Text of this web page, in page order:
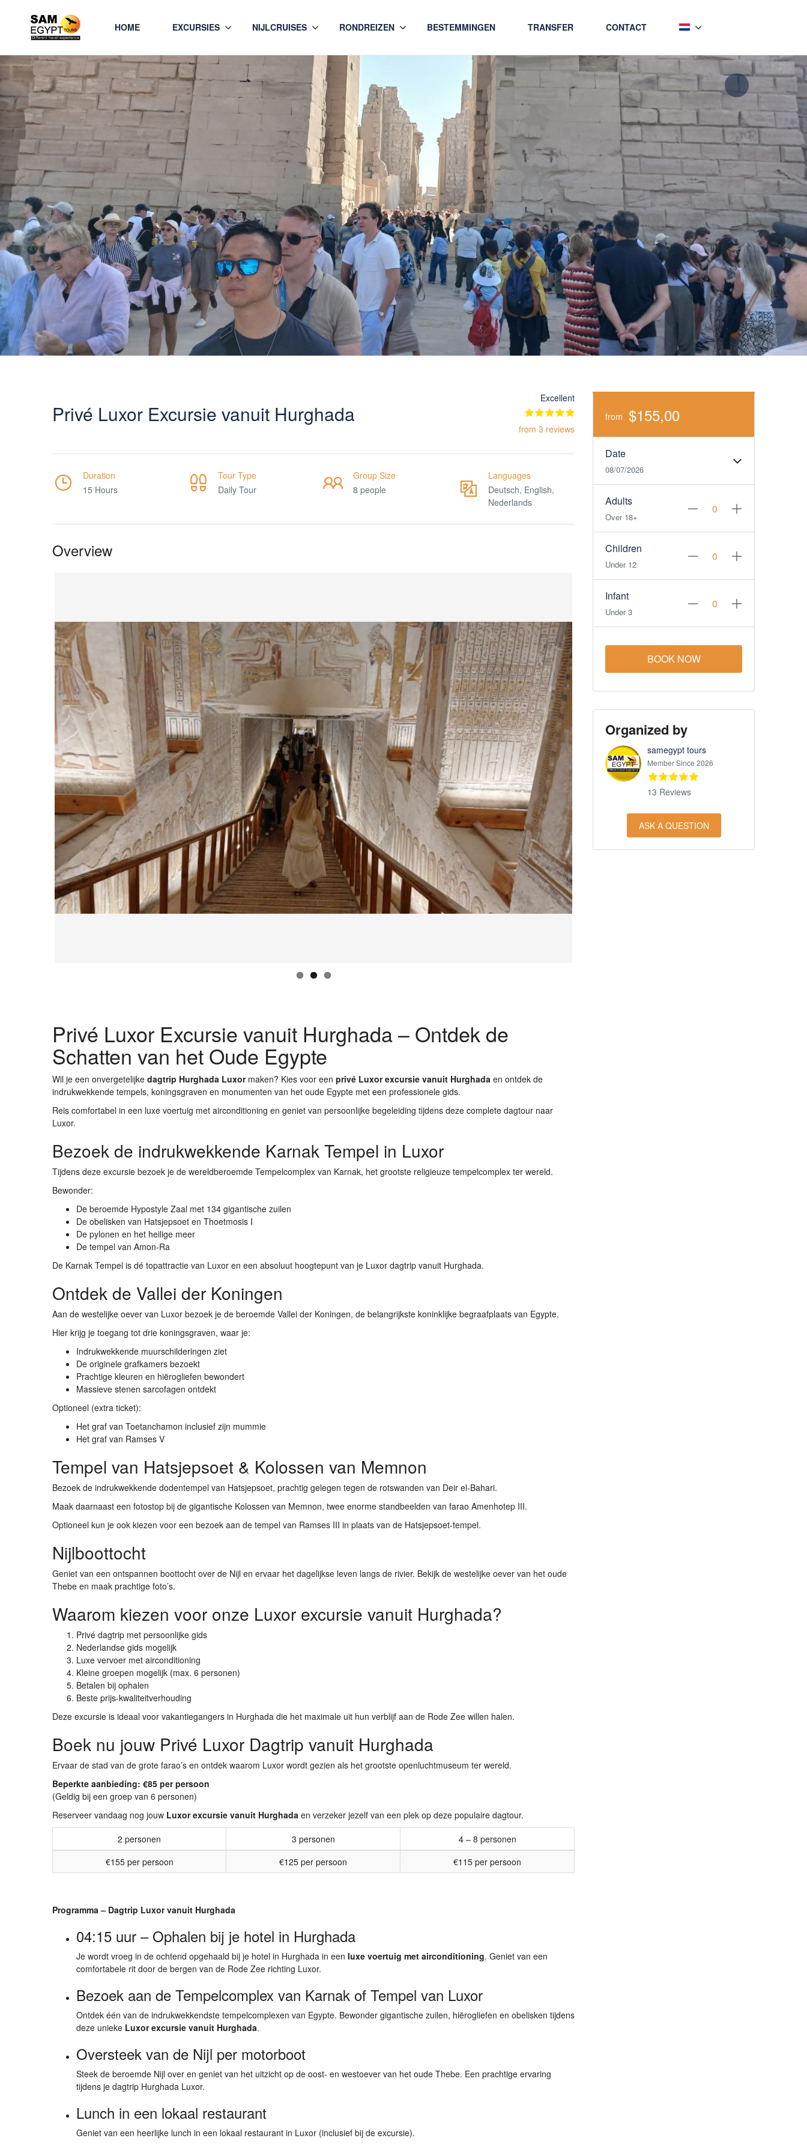
HOME EXCURSIES NIJLCRUISES RONDREIZEN BESTEMMINGEN TRANSFER CONTACT
Privé Luxor Excursie vanuit Hurghada
Excellent
from 3 reviews
Duration
15 Hours
Tour Type
Daily Tour
Group Size
8 people
Languages
Deutsch, English,
Nederlands
Overview
Privé Luxor Excursie vanuit Hurghada – Ontdek de
Schatten van het Oude Egypte
Wil je een onvergetelijke dagtrip Hurghada Luxormaken? Kies voor een privé Luxor excursie vanuit Hurghada en ontdek de
indrukwekkende tempels, koningsgraven en monumenten van het oude Egypte met een professionele gids.
Reis comfortabel in een luxe voertuig met airconditioning en geniet van persoonlijke begeleiding tijdens deze complete dagtour naar
Luxor.
Bezoek de indrukwekkende Karnak Tempel in Luxor
Tijdens deze excursie bezoek je de wereldberoemde Tempelcomplex van Karnak, het grootste religieuze tempelcomplex ter wereld.
Bewonder:
De beroemde Hypostyle Zaal met 134 gigantische zuilen
De obelisken van Hatsjepsoet en Thoetmosis I
De pylonen en het heilige meer
De tempel van Amon-Ra
De Karnak Tempel is dé topattractie van Luxor en een absoluut hoogtepunt van je Luxor dagtrip vanuit Hurghada.
Ontdek de Vallei der Koningen
Aan de westelijke oever van Luxor bezoek je de beroemde Vallei der Koningen, de belangrijkste koninklijke begraafplaats van Egypte.
Hier krijg je toegang tot drie koningsgraven, waar je:
Indrukwekkende muurschilderingen ziet
De originele grafkamers bezoekt
Prachtige kleuren en hiërogliefen bewondert
Massieve stenen sarcofagen ontdekt
Optioneel (extra ticket):
Het graf van Toetanchamon inclusief zijn mummie
Het graf van Ramses V
Tempel van Hatsjepsoet & Kolossen van Memnon
Bezoek de indrukwekkende dodentempel van Hatsjepsoet, prachtig gelegen tegen de rotswanden van Deir el-Bahari.
Maak daarnaast een fotostop bij de gigantische Kolossen van Memnon, twee enorme standbeelden van farao Amenhotep III.
Optioneel kun je ook kiezen voor een bezoek aan de tempel van Ramses III in plaats van de Hatsjepsoet-tempel.
Nijlboottocht
Geniet van een ontspannen boottocht over de Nijl en ervaar het dagelijkse leven langs de rivier. Bekijk de westelijke oever van het oude
Thebe en maak prachtige foto’s.
Waarom kiezen voor onze Luxor excursie vanuit Hurghada?
Privé dagtrip met persoonlijke gids
Nederlandse gids mogelijk
Luxe vervoer met airconditioning
Kleine groepen mogelijk (max. 6 personen)
Betalen bij ophalen
Beste prijs-kwaliteitverhouding
Deze excursie is ideaal voor vakantiegangers in Hurghada die het maximale uit hun verblijf aan de Rode Zee willen halen.
Boek nu jouw Privé Luxor Dagtrip vanuit Hurghada
Ervaar de stad van de grote farao’s en ontdek waarom Luxor wordt gezien als het grootste openluchtmuseum ter wereld.
Beperkte aanbieding: €85 per persoon
(Geldig bij een groep van 6 personen)
Reserveer vandaag nog jouw Luxor excursie vanuit Hurghada en verzeker jezelf van een plek op deze populaire dagtour.
2 personen
3 personen
4 – 8 personen
€155 per persoon
€125 per persoon €115 per persoon
Programma – Dagtrip Luxor vanuit Hurghada
04:15 uur – Ophalen bij je hotel in Hurghada
Je wordt vroeg in de ochtend opgehaald bij je hotel in Hurghada in een luxe voertuig met airconditioning. Geniet van een
comfortabele rit door de bergen van de Rode Zee richting Luxor.
Bezoek aan de Tempelcomplex van Karnak of Tempel van Luxor
Ontdek één van de indrukwekkendste tempelcomplexen van Egypte. Bewonder gigantische zuilen, hiërogliefen en obelisken tijdens
deze unieke Luxor excursie vanuit Hurghada.
Oversteek van de Nijl per motorboot
Steek de beroemde Nijl over en geniet van het uitzicht op de oost- en westoever van het oude Thebe. Een prachtige ervaring
tijdens je dagtrip Hurghada Luxor.
Lunch in een lokaal restaurant
Geniet van een heerlijke lunch in een lokaal restaurant in Luxor (inclusief bij de excursie).
from $155,00
Date
08/07/2026
Adults
Over 18+
Children
Under 12
Infant
Under 3
BOOK NOW
Organized by
samegypt tours
Member Since 2026
13 Reviews
ASK A QUESTION